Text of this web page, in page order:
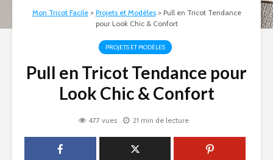
Mon Tricot Facile> Projets et Modèles> Pull en Tricot Tendance
pour Look Chic & Confort
PROJETS ET MODÈLES
Pull en Tricot Tendance pour
Look Chic & Confort
477 vues 21 min de lecture